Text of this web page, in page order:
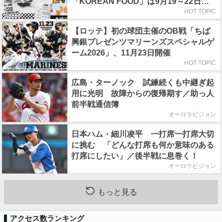
HOT TOPIC
【ロッテ】初の球団主催のOB戦「ちば
興銀プレゼンツマリーンズスペシャルゲ
ーム2026」、11月23日開催
HOT TOPIC
広島・ターノック 試練続くも中継ぎ起
用に光明 故障からの復帰期す／助っ人
前半戦通信簿
オーロラビジョン
日本ハム・細川凌平 一打席一打席大切
に挑む 「どんな打席も何か意味のある
打席にしたい」／後半戦に息巻く！
オーロラビジョン
もっと見る
アクセス数ランキング